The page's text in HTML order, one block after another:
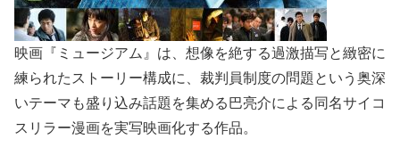
映画『ミュージアム』は、想像を絶する過激描写と緻密に
練られたストーリー構成に、裁判員制度の問題という奥深
いテーマも盛り込み話題を集める巴亮介による同名サイコ
スリラー漫画を実写映画化する作品。